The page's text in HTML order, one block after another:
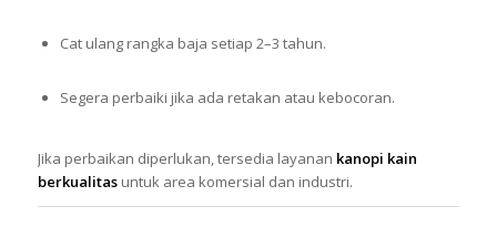
Cat ulang rangka baja setiap 2–3 tahun.
Segera perbaiki jika ada retakan atau kebocoran.
Jika perbaikan diperlukan, tersedia layanan kanopi kain
berkualitasuntuk area komersial dan industri.